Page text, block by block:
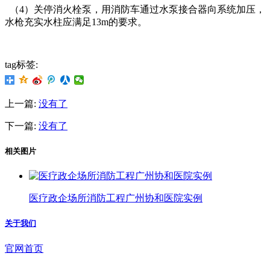
（4）关停消火栓泵，用消防车通过水泵接合器向系统加压，
水枪充实水柱应满足13m的要求。
tag标签:
上一篇: 没有了
下一篇: 没有了
相关图片
医疗政企场所消防工程广州协和医院实例
关于我们
官网首页